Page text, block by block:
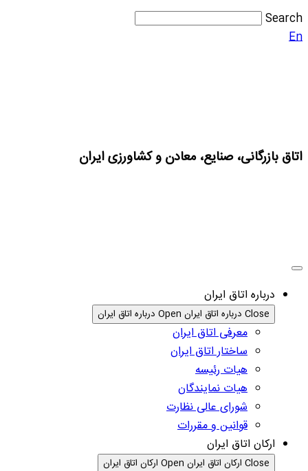
Search
En
اتاق بازرگانی، صنایع، معادن و کشاورزی ایران
درباره اتاق ایران
Close درباره اتاق ایران Open درباره اتاق ایران
معرفی اتاق ایران
ساختار اتاق ایران
هیات رئیسه
هیات نمایندگان
شورای عالی نظارت
قوانین و مقررات
ارکان اتاق ایران
Close ارکان اتاق ایران Open ارکان اتاق ایران